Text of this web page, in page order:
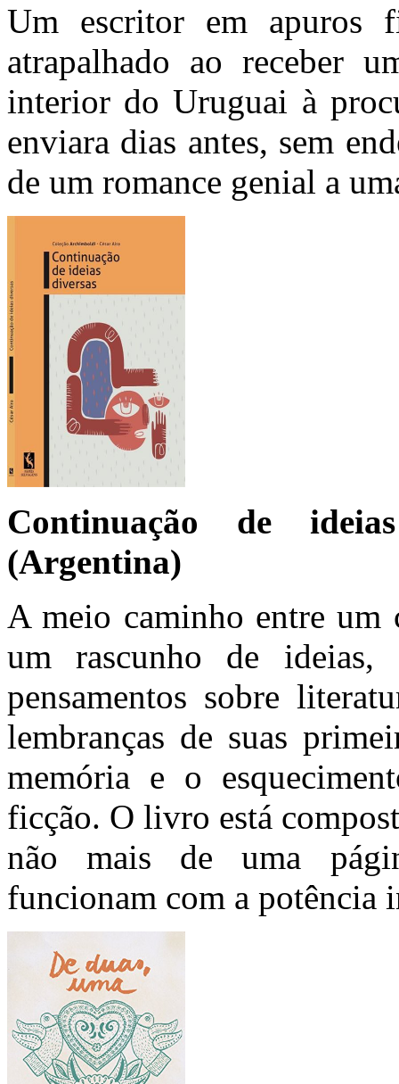
Um escritor em apuros
atrapalhado ao receber
interior do Uruguai à
enviara dias antes, sem
de um romance genial a
Continuação de
(Argentina)
A meio caminho entre um
um rascunho de
pensamentos sobre
lembranças de suas
memória e o
ficção. O livro está
não mais de uma
funcionam com a potência